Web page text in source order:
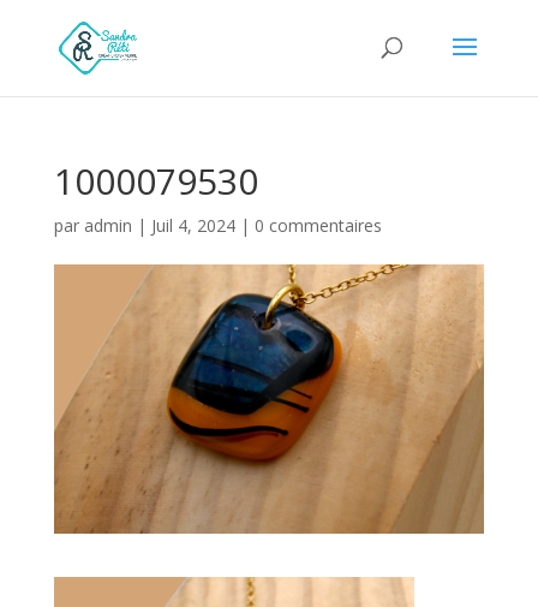
1000079530
par admin | Juil 4, 2024| 0 commentaires